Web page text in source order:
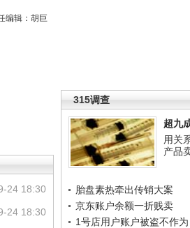
315调查
超九
用关
产品
胎盘素热牵出传销大案
京东账户余额一折贱卖
1号店用户账户被盗不作为
编辑：胡巨
24 18:30
24 18:30